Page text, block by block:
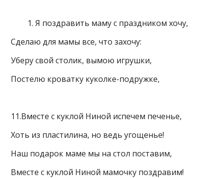
Я поздравить маму с праздником хочу,
Сделаю для мамы все, что захочу:
Уберу свой столик, вымою игрушки,
Постелю кроватку куколке-подружке,
11.Вместе с куклой Ниной испечем печенье,
Хоть из пластилина, но ведь угощенье!
Наш подарок маме мы на стол поставим,
Вместе с куклой Ниной мамочку поздравим!